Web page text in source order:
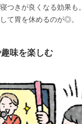
つきが良くなる効果も
て胃を休めるのが◎。
味を楽しむ